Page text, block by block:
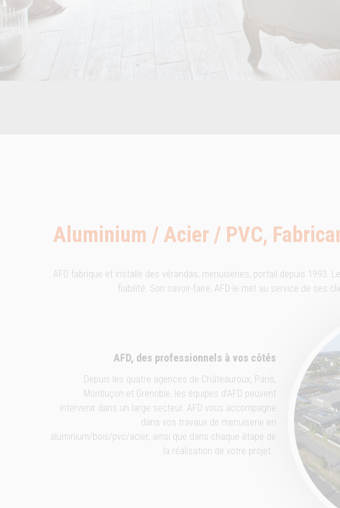
Aluminium / Acier / PVC,
AFD fabrique et installe des vérandas, menuiseries, portail depuis 1993.
fiabilité. Son savoir-faire, AFD le met au service de ses
AFD, des professionnels à vos côtés
Depuis les quatre agences de Châteauroux, Paris,
Montluçon et Grenoble, les équipes d’AFD peuvent
intervenir dans un large secteur. AFD vous accompagne
dans vos travaux de menuiserie en
aluminium/bois/pvc/acier, ainsi que dans chaque étape de
la réalisation de votre projet…